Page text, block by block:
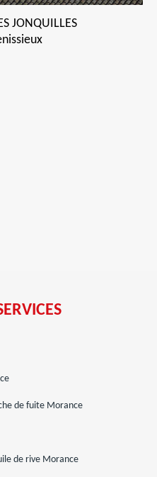
JONQUILLES
de fuite Morance
de rive Morance